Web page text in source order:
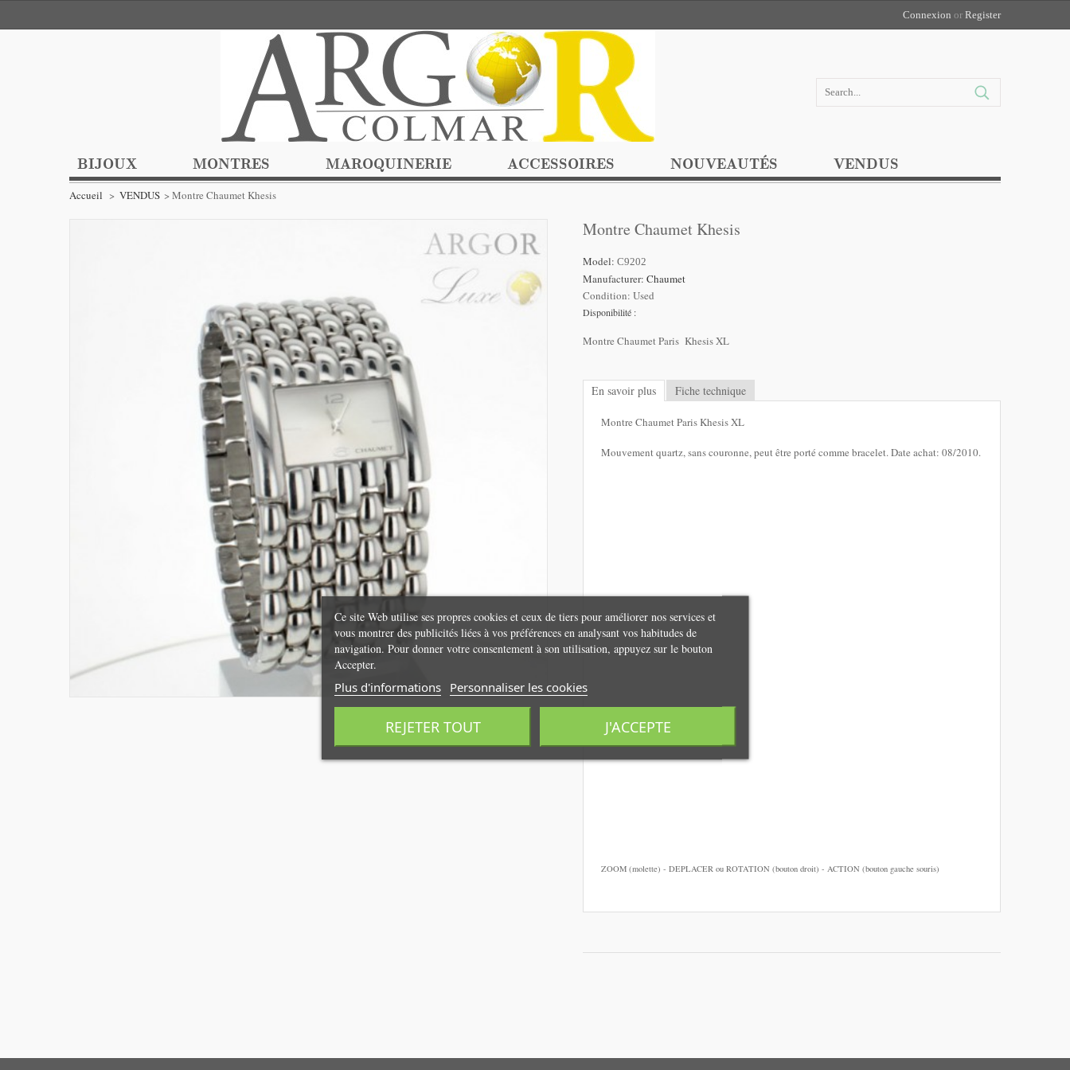
Connexion or Register
BIJOUX MONTRES MAROQUINERIE ACCESSOIRES NOUVEAUTÉS VENDUS
Accueil > VENDUS > Montre Chaumet Khesis
Montre Chaumet Khesis
Model: C9202
Manufacturer: Chaumet
Condition: Used
Disponibilité :
Montre Chaumet Paris Khesis XL
En savoir plus Fiche technique
Montre Chaumet Paris Khesis XL
Mouvement quartz, sans couronne, peut être porté comme bracelet. Date achat: 08/2010.
ZOOM (molette) - DEPLACER ou ROTATION (bouton droit) - ACTION (bouton gauche souris)
Ce site Web utilise ses propres cookies et ceux de tiers pour améliorer nos services et
vous montrer des publicités liées à vos préférences en analysant vos habitudes de
navigation. Pour donner votre consentement à son utilisation, appuyez sur le bouton
Accepter.
Plus d'informations Personnaliser les cookies
REJETER TOUT J'ACCEPTE